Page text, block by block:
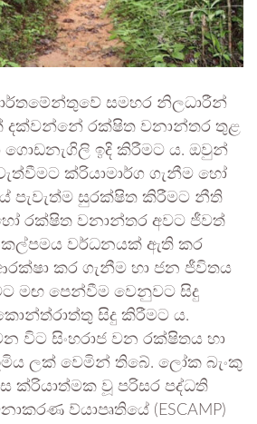
සමහර නිලධාරීන්
දක්වන්නේ රක්ෂිත වනාන්තර තුළ
ගොඩනැගිලි ඉදි කිරීමට ය. ඔවුන්
ක්රියාමාර්ග ගැනීම හෝ
පැවැත්ම සුරක්ෂිත කිරීමට නීති
රක්ෂිත වනාන්තර අවට ජීවත්
වර්ධනයක් ඇති කර
කර ගැනීම හා ජන ජීවිතය
මඟ පෙන්වීම වෙනුවට සිදු
සිදු කිරීමට ය.
විට සිංහරාජ වන රක්ෂිතය හා
ලක් වෙමින් තිබේ. ලෝක බැංකු
ක්රියාත්මක වූ පරිසර පද්ධති
ව්යාපෘතියේ (ESCAMP)